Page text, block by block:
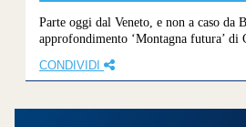
Parte oggi dal Veneto, e non a caso da
approfondimento ‘Montagna futura’ di
CONDIVIDI